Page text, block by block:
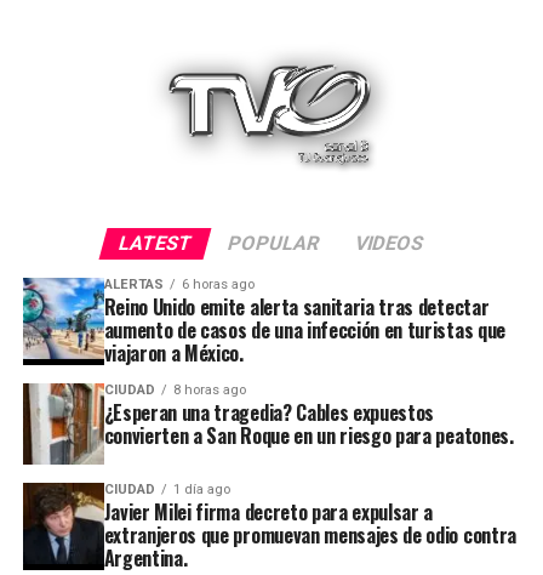
LATEST POPULAR VIDEOS
ALERTAS 6 horas ago
Reino Unido emite alerta sanitaria tras detectar
aumento de casos de una infección en turistas que
viajaron a México.
CIUDAD 8 horas ago
¿Esperan una tragedia? Cables expuestos
convierten a San Roque en un riesgo para peatones.
CIUDAD 1 día ago
Javier Milei firma decreto para expulsar a
extranjeros que promuevan mensajes de odio contra
Argentina.